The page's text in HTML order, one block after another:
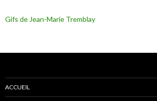
Gifs de Jean-Marie Tremblay
ACCUEIL